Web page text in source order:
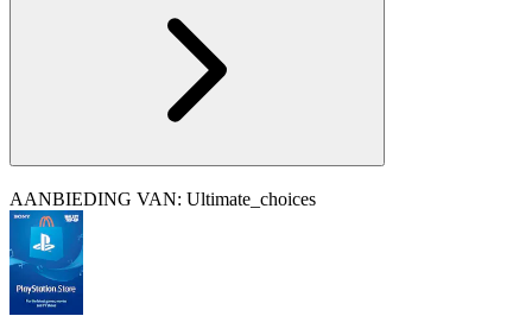
AANBIEDING VAN: Ultimate_choices